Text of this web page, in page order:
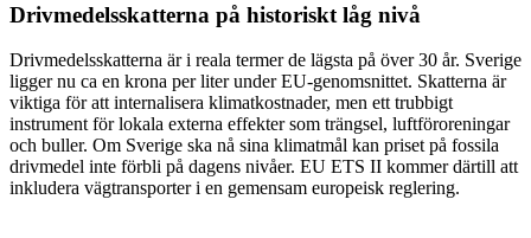
Drivmedelsskatterna på historiskt låg nivå
Drivmedelsskatterna är i reala termer de lägsta på över 30 år. Sverige
ligger nu ca en krona per liter under EU-genomsnittet. Skatterna är
viktiga för att internalisera klimatkostnader, men ett trubbigt
instrument för lokala externa effekter som trängsel, luftföroreningar
och buller. Om Sverige ska nå sina klimatmål kan priset på fossila
drivmedel inte förbli på dagens nivåer. EU ETS II kommer därtill att
inkludera vägtransporter i en gemensam europeisk reglering.